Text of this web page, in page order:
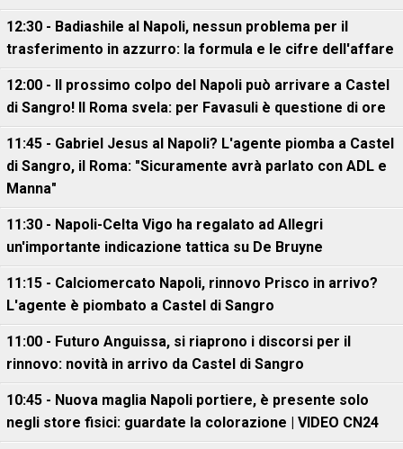
12:30 - Badiashile al Napoli, nessun problema per il
trasferimento in azzurro: la formula e le cifre dell'affare
12:00 - Il prossimo colpo del Napoli può arrivare a Castel
di Sangro! Il Roma svela: per Favasuli è questione di ore
11:45 - Gabriel Jesus al Napoli? L'agente piomba a Castel
di Sangro, il Roma: "Sicuramente avrà parlato con ADL e
Manna"
11:30 - Napoli-Celta Vigo ha regalato ad Allegri
un'importante indicazione tattica su De Bruyne
11:15 - Calciomercato Napoli, rinnovo Prisco in arrivo?
L'agente è piombato a Castel di Sangro
11:00 - Futuro Anguissa, si riaprono i discorsi per il
rinnovo: novità in arrivo da Castel di Sangro
10:45 - Nuova maglia Napoli portiere, è presente solo
negli store fisici: guardate la colorazione | VIDEO CN24